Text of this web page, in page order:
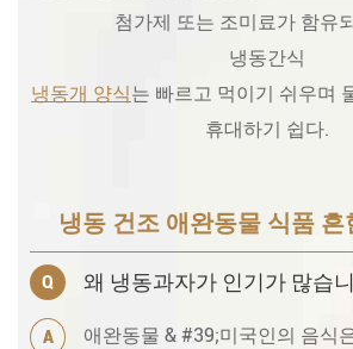
첨가제 또는 조미료가 함유
냉동간식
냉동개 양식는 빠르고 먹이기 쉬우며
휴대하기 쉽다.
냉동 건조 애완동물 식품
Q 왜 냉동과자가 인기가 많습
A
애완동물 & #39;미국인의 음식